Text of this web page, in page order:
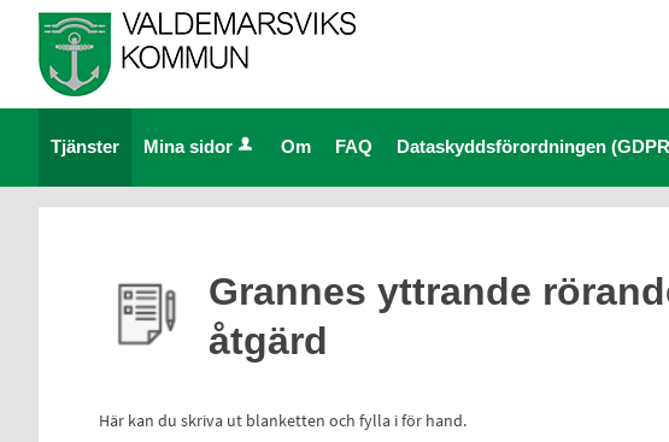
Välkommen
tjänster
Valdemarsviks
Tjänster Mina sidor Om FAQ Dataskyddsförordningen
Grannes yttrande
åtgärd
Här kan du skriva ut blanketten och fylla i för hand.